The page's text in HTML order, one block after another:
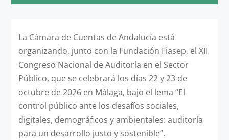
La Cámara de Cuentas de Andalucía está
organizando, junto con la Fundación Fiasep, el XII
Congreso Nacional de Auditoría en el Sector
Público, que se celebrará los días 22 y 23 de
octubre de 2026 en Málaga, bajo el lema “El
control público ante los desafíos sociales,
digitales, demográficos y ambientales: auditoría
para un desarrollo justo y sostenible”.